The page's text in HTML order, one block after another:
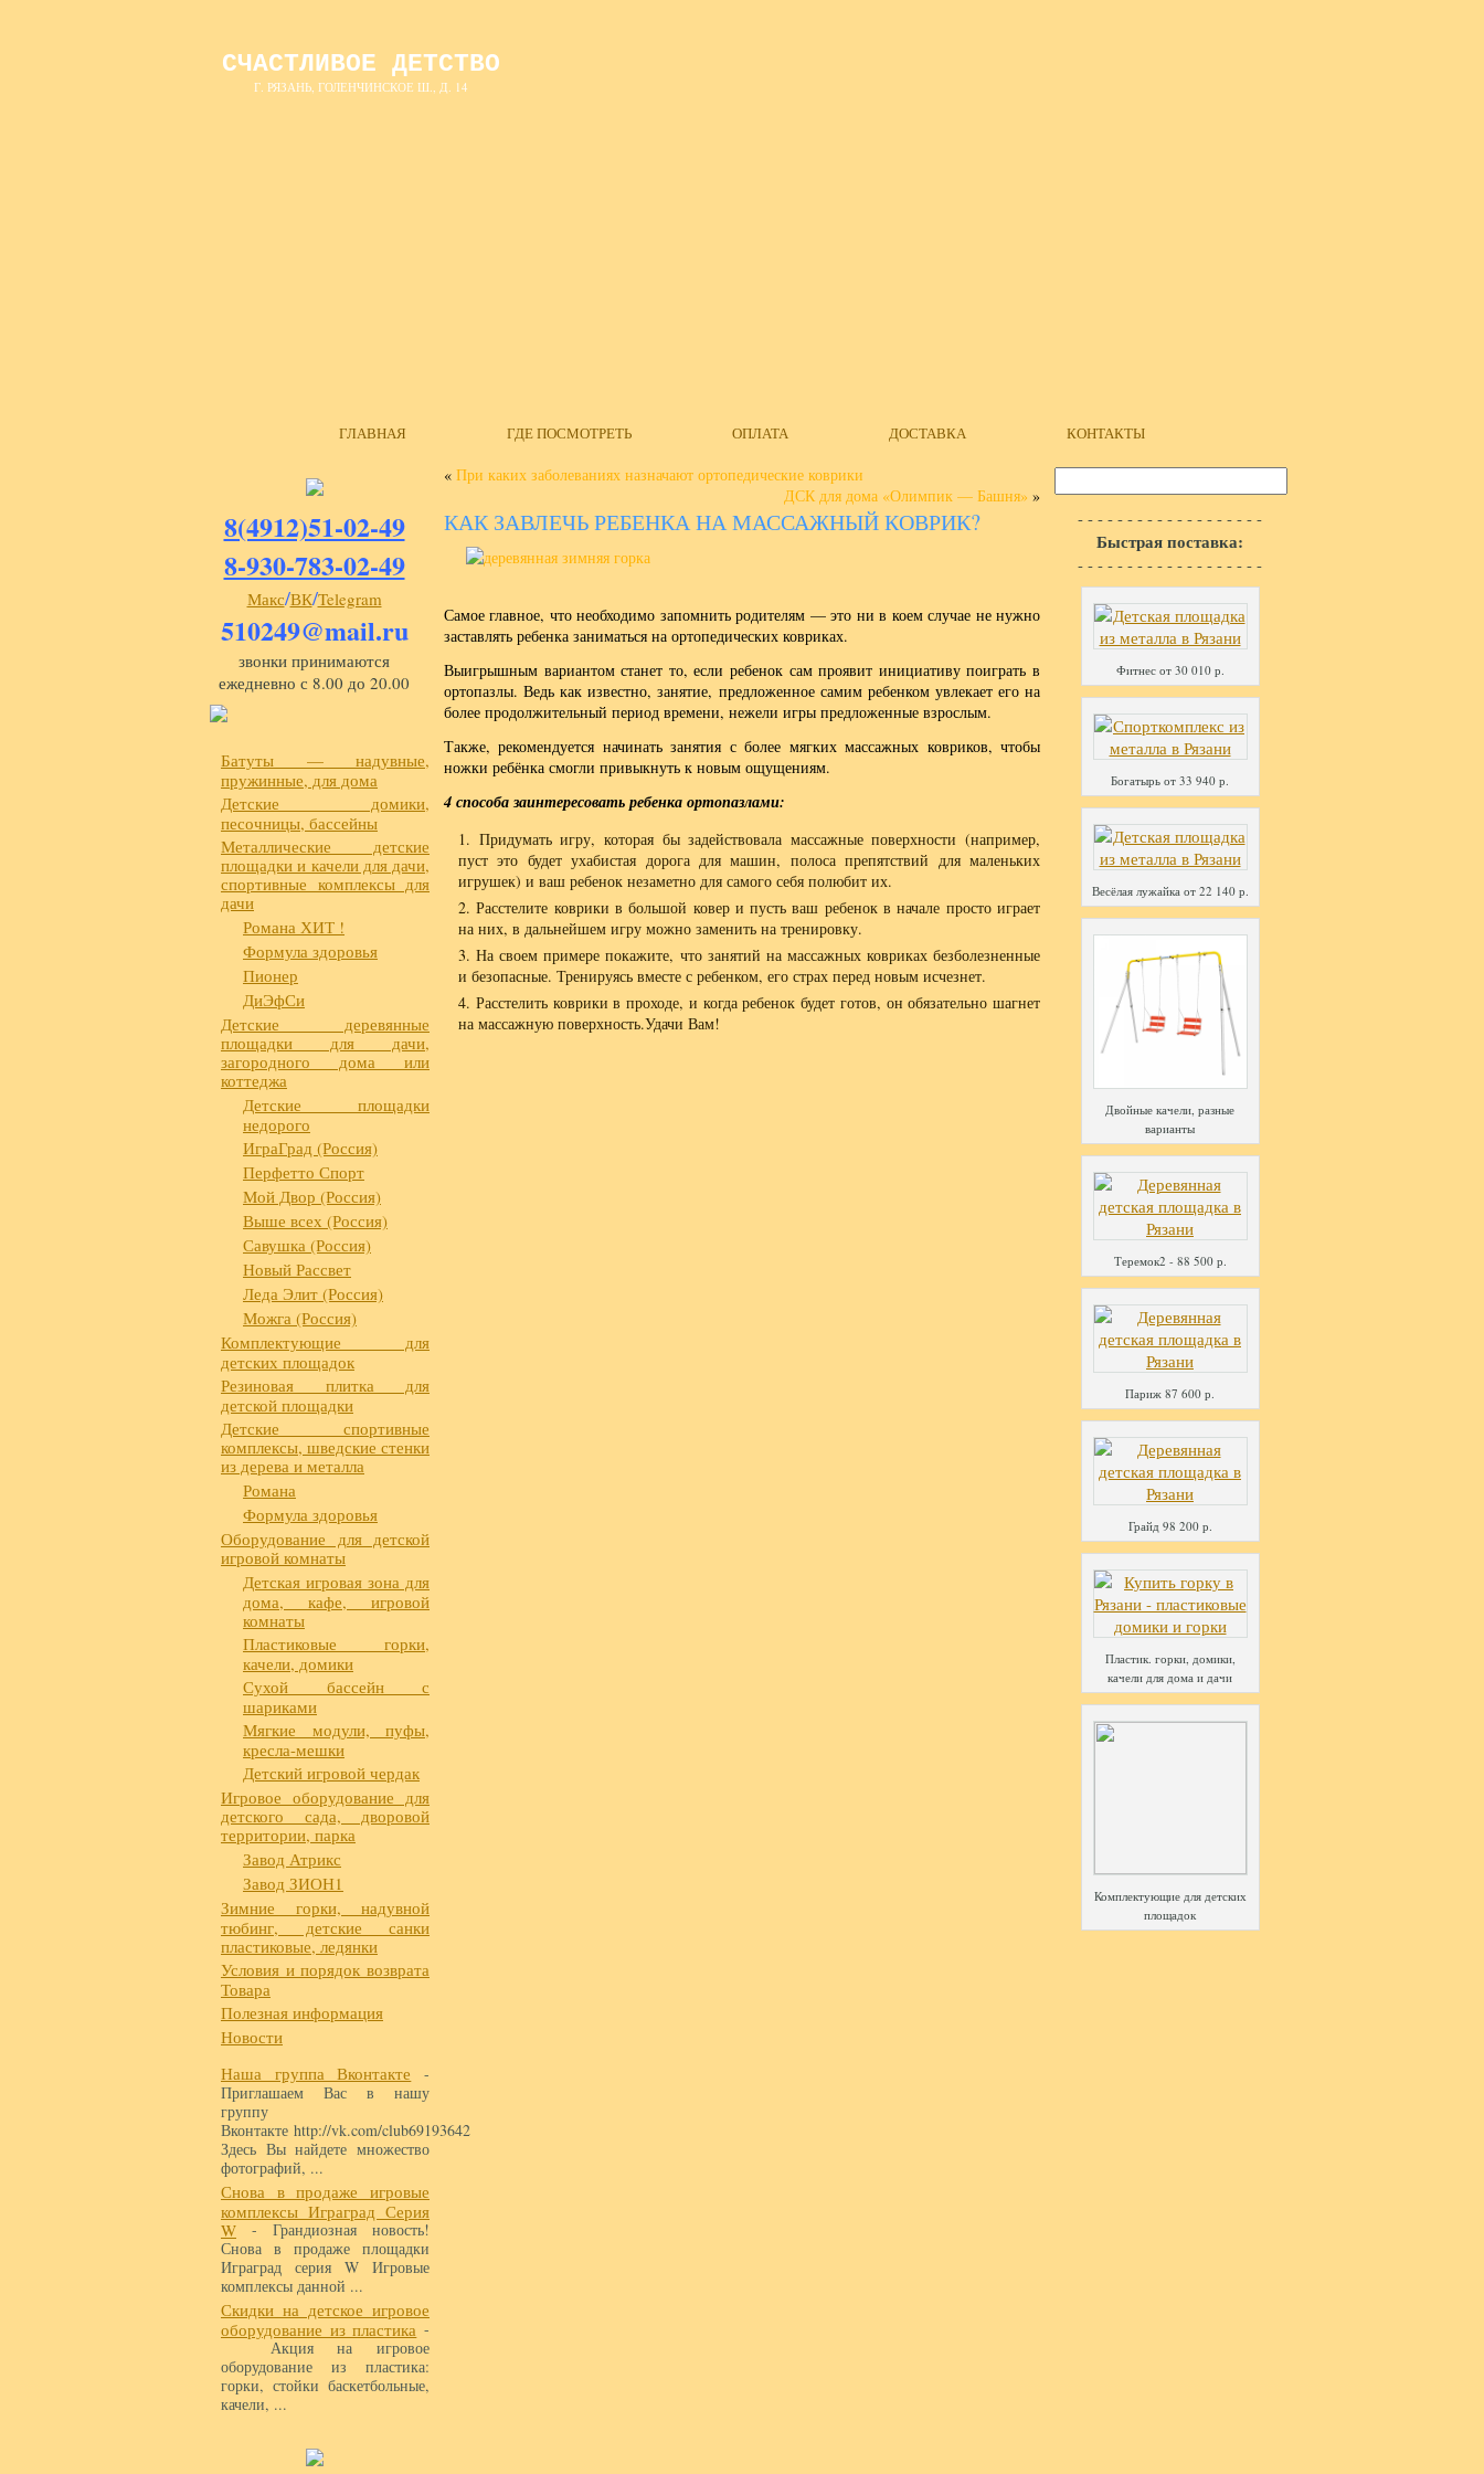
СЧАСТЛИВОЕ ДЕТСТВО
Г. РЯЗАНЬ, ГОЛЕНЧИНСКОЕ Ш., Д. 14
ГЛАВНАЯ ГДЕ ПОСМОТРЕТЬ ОПЛАТА ДОСТАВКА КОНТАКТЫ
8(4912)51-02-49
8-930-783-02-49
Макс/ВК/Telegram
510249@mail.ru
звонки принимаются
ежедневно с 8.00 до 20.00
Батуты — надувные,
пружинные, для дома
Детские домики,
песочницы, бассейны
Металлические детские
площадки и качели для дачи,
спортивные комплексы для
дачи
Романа ХИТ !
Формула здоровья
Пионер
ДиЭфСи
Детские деревянные
площадки для дачи,
загородного дома или
коттеджа
Детские площадки
недорого
ИграГрад (Россия)
Перфетто Спорт
Мой Двор (Россия)
Выше всех (Россия)
Савушка (Россия)
Новый Рассвет
Леда Элит (Россия)
Можга (Россия)
Комплектующие для
детских площадок
Резиновая плитка для
детской площадки
Детские спортивные
комплексы, шведские стенки
из дерева и металла
Романа
Формула здоровья
Оборудование для детской
игровой комнаты
Детская игровая зона для
дома, кафе, игровой
комнаты
Пластиковые горки,
качели, домики
Сухой бассейн с
шариками
Мягкие модули, пуфы,
кресла-мешки
Детский игровой чердак
Игровое оборудование для
детского сада, дворовой
территории, парка
Завод Атрикс
Завод ЗИОН1
Зимние горки, надувной
тюбинг, детские санки
пластиковые, ледянки
Условия и порядок возврата
Товара
Полезная информация
Новости
Наша группа Вконтакте -
Приглашаем Вас в нашу
группу
Вконтакте http://vk.com/club69193642
Здесь Вы найдете множество
фотографий, ...
Снова в продаже игровые
комплексы Играград Серия
W - Грандиозная новость!
Снова в продаже площадки
Играград серия W Игровые
комплексы данной ...
Скидки на детское игровое
оборудование из пластика -
Акция на игровое
оборудование из пластика:
горки, стойки баскетбольные,
качели, ...
« При каких заболеваниях назначают ортопедические коврики
ДСК для дома «Олимпик — Башня» »
КАК ЗАВЛЕЧЬ РЕБЕНКА НА МАССАЖНЫЙ КОВРИК?
Самое главное, что необходимо запомнить родителям — это ни в коем случае не нужно
заставлять ребенка заниматься на ортопедических ковриках.
Выигрышным вариантом станет то, если ребенок сам проявит инициативу поиграть в
ортопазлы. Ведь как известно, занятие, предложенное самим ребенком увлекает его на
более продолжительный период времени, нежели игры предложенные взрослым.
Также, рекомендуется начинать занятия с более мягких массажных ковриков, чтобы
ножки ребёнка смогли привыкнуть к новым ощущениям.
4 способа заинтересовать ребенка ортопазлами:
Придумать игру, которая бы задействовала массажные поверхности (например,
пуст это будет ухабистая дорога для машин, полоса препятствий для маленьких
игрушек) и ваш ребенок незаметно для самого себя полюбит их.
Расстелите коврики в большой ковер и пусть ваш ребенок в начале просто играет
на них, в дальнейшем игру можно заменить на тренировку.
На своем примере покажите, что занятий на массажных ковриках безболезненные
и безопасные. Тренируясь вместе с ребенком, его страх перед новым исчезнет.
Расстелить коврики в проходе, и когда ребенок будет готов, он обязательно шагнет
на массажную поверхность.Удачи Вам!
- - - - - - - - - - - - - - - - - - -
Быстрая поставка:
- - - - - - - - - - - - - - - - - - -
Фитнес от 30 010 р.
Богатырь от 33 940 р.
Весёлая лужайка от 22 140 р.
Двойные качели, разные
варианты
Теремок2 - 88 500 р.
Париж 87 600 р.
Грайд 98 200 р.
Пластик. горки, домики,
качели для дома и дачи
Комплектующие для детских
площадок